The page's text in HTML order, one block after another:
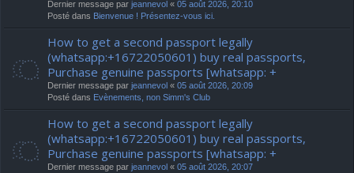
Dernier message par jeannevol « 05 août 2026, 20:10
Posté dans Bienvenue ! Présentez-vous ici.
How to get a second passport legally
(whatsapp:+16722050601) buy real passports,
Purchase genuine passports [whatsapp: +
Dernier message par jeannevol « 05 août 2026, 20:09
Posté dans Evènements, non Simm's Club
How to get a second passport legally
(whatsapp:+16722050601) buy real passports,
Purchase genuine passports [whatsapp: +
Dernier message par jeannevol « 05 août 2026, 20:07